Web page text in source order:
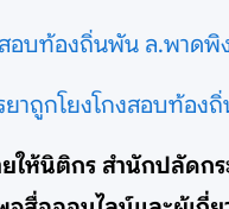
อบท้องถิ่นพัน ล.พาดพิ
าถูกโยงโกงสอบท้อง
ห้นิติกร สำนักปลัดก